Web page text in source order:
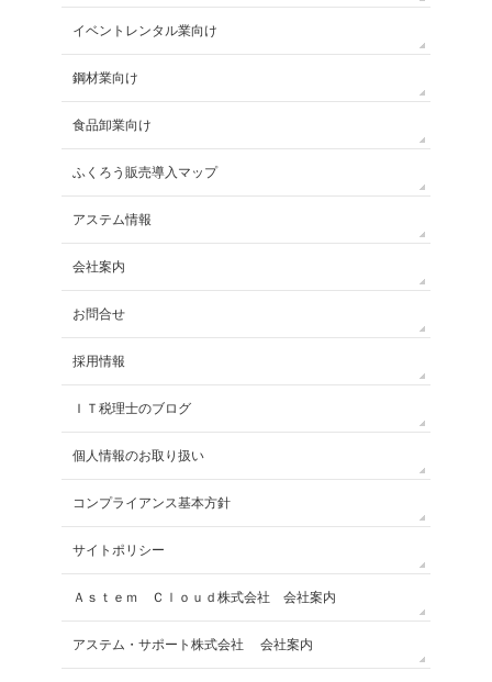
イベントレンタル業向け
鋼材業向け
食品卸業向け
ふくろう販売導入マップ
アステム情報
会社案内
お問合せ
採用情報
ＩＴ税理士のブログ
個人情報のお取り扱い
コンプライアンス基本方針
サイトポリシー
Ａｓｔｅｍ Ｃｌｏｕｄ株式会社 会社案内
アステム・サポート株式会社 会社案内